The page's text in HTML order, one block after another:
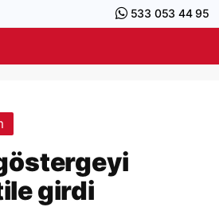
533 053 44 95
girdi